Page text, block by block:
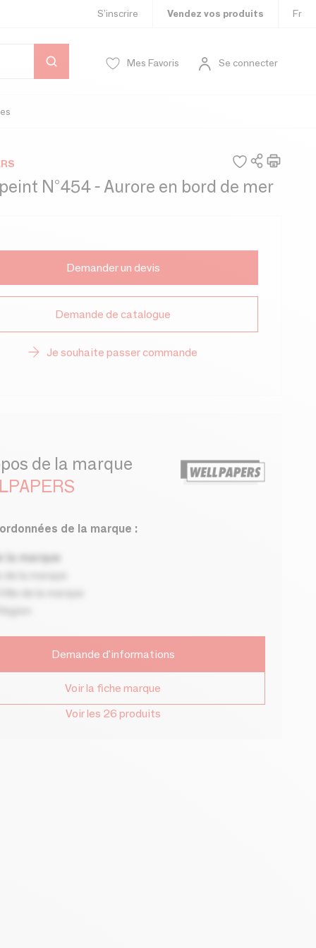
S’inscrire Vendez vos produits Fr
Mes Favoris Se connecter
N°454 - Aurore en bord de mer
Demander un devis
Demande de catalogue
Je souhaite passer commande
de la marque
de la marque :
la marque
de la marque
Demande d'informations
Voir la fiche marque
Voir les 26 produits